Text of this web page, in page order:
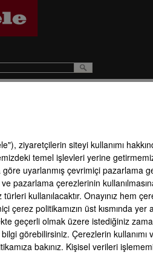
PerfectFresh Pro
ziyaretçilerin siteyi kullanımı
temel işlevleri yerine
göre uyarlanmış çevrimiçi pazarlama
pazarlama çerezlerinin
kullanılacaktır. Onayınız hem
politikamızın üst kısmında yer
geçerli olmak üzere istediğiniz
görebilirsiniz. Çerezlerin kullanımı
bakınız. Kişisel verileri